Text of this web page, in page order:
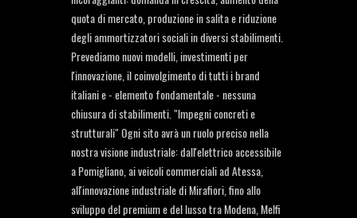
quota di mercato, produzione in salita e riduzione
degli ammortizzatori sociali in diversi stabilimenti.
Prevediamo nuovi modelli, investimenti per
l'innovazione, il coinvolgimento di tutti i brand
italiani e - elemento fondamentale - nessuna
chiusura di stabilimenti. "Impegni concreti e
strutturali" Ogni sito avrà un ruolo preciso nella
nostra visione industriale: dall'elettrico accessibile
a Pomigliano, ai veicoli commerciali ad Atessa,
all'innovazione industriale di Mirafiori, fino allo
sviluppo del premium e del lusso tra Modena, Melfi